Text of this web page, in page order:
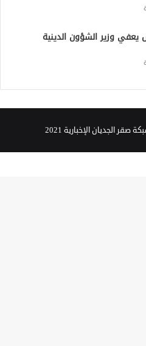
وزير الشؤون الدينية
الجديان الإخبارية 2021